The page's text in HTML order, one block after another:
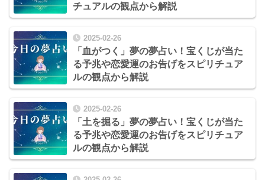
チュアルの観点から解説
2025-02-26
「血がつく」夢の夢占い！宝くじが当た
る予兆や恋愛運のお告げをスピリチュア
ルの観点から解説
2025-02-26
「土を掘る」夢の夢占い！宝くじが当た
る予兆や恋愛運のお告げをスピリチュア
ルの観点から解説